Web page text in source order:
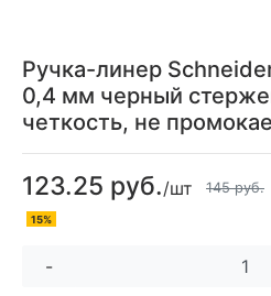
Ручка-линер
0,4 мм черный
четкость, не
123.25 руб./шт 145 руб.
15%
-